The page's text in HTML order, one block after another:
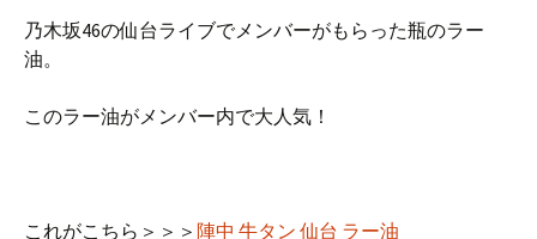
乃木坂46の仙台ライブでメンバーがもらった瓶のラー
油。
このラー油がメンバー内で大人気！
これがこちら＞＞＞ 陣中 牛タン 仙台 ラー油